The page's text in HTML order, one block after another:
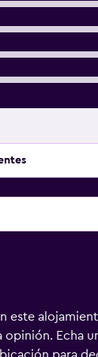
este
Echa